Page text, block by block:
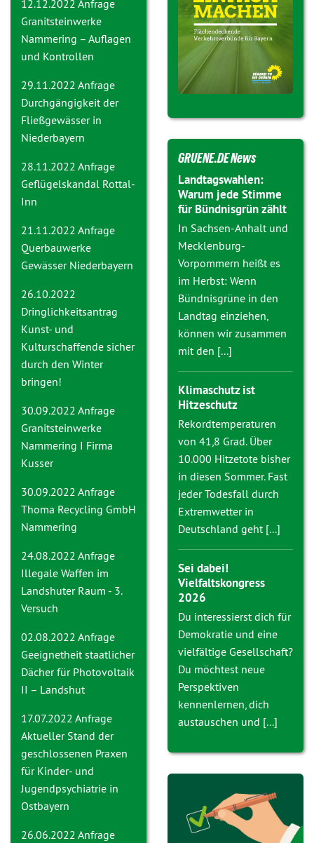
12.12.2022 Anfrage
Granitsteinwerke
Nammering – Auflagen
und Kontrollen
29.11.2022 Anfrage
Durchgängigkeit der
Fließgewässer in
Niederbayern
28.11.2022 Anfrage
Geflügelskandal Rottal-
Inn
21.11.2022 Anfrage
Querbauwerke
Gewässer Niederbayern
26.10.2022
Dringlichkeitsantrag
Kunst- und
Kulturschaffende sicher
durch den Winter
bringen!
30.09.2022 Anfrage
Granitsteinwerke
Nammering I Firma
Kusser
30.09.2022 Anfrage
Thoma Recycling GmbH
Nammering
24.08.2022 Anfrage
Illegale Waffen im
Landshuter Raum - 3.
Versuch
02.08.2022 Anfrage
Geeignetheit staatlicher
Dächer für Photovoltaik
II – Landshut
17.07.2022 Anfrage
Aktueller Stand der
geschlossenen Praxen
für Kinder- und
Jugendpsychiatrie in
Ostbayern
26.06.2022 Anfrage
GRUENE.DE News
Landtagswahlen:
Warum jede Stimme
für Bündnisgrün zählt
In Sachsen-Anhalt und
Mecklenburg-
Vorpommern heißt es
im Herbst: Wenn
Bündnisgrüne in den
Landtag einziehen,
können wir zusammen
mit den [...]
Klimaschutz ist
Hitzeschutz
Rekordtemperaturen
von 41,8 Grad. Über
10.000 Hitzetote bisher
in diesen Sommer. Fast
jeder Todesfall durch
Extremwetter in
Deutschland geht [...]
Sei dabei!
Vielfaltskongress
2026
Du interessierst dich für
Demokratie und eine
vielfältige Gesellschaft?
Du möchtest neue
Perspektiven
kennenlernen, dich
austauschen und [...]